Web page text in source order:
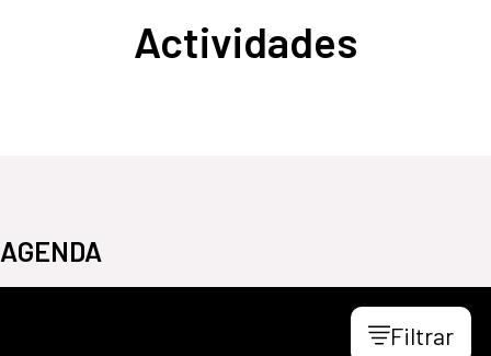
Actividades
AGENDA
Filtrar